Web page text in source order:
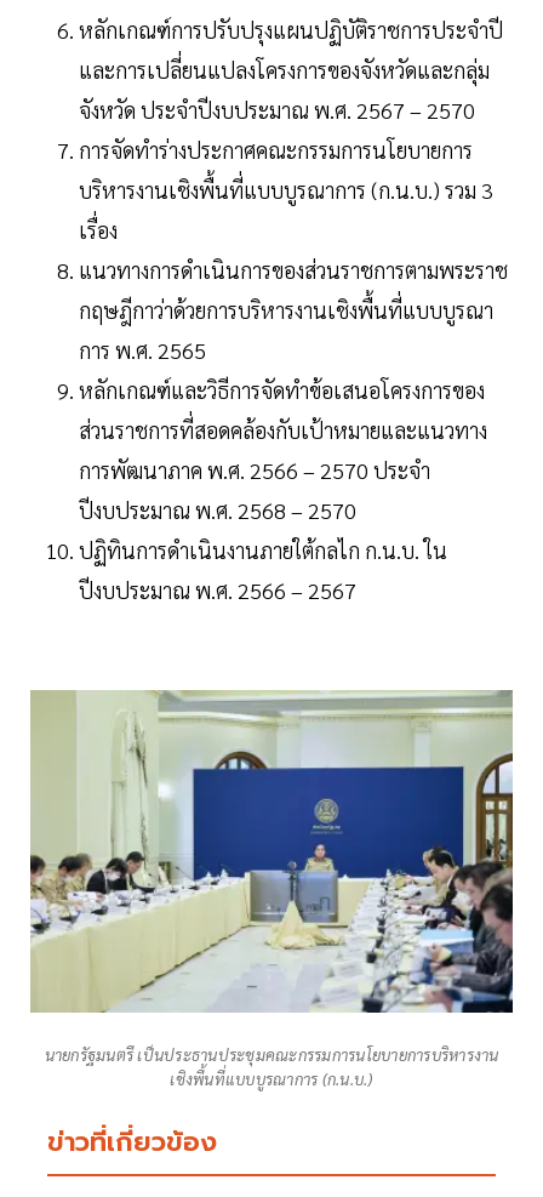
หลักเกณฑ์การปรับปรุงแผนปฏิบัติราชการประจำปี
และการเปลี่ยนแปลงโครงการของจังหวัดและกลุ่ม
จังหวัด ประจำปีงบประมาณ พ.ศ. 2567 – 2570
การจัดทำร่างประกาศคณะกรรมการนโยบายการ
บริหารงานเชิงพื้นที่แบบบูรณาการ (ก.น.บ.) รวม 3
เรื่อง
แนวทางการดำเนินการของส่วนราชการตามพระราช
กฤษฎีกาว่าด้วยการบริหารงานเชิงพื้นที่แบบบูรณา
การ พ.ศ. 2565
หลักเกณฑ์และวิธีการจัดทำข้อเสนอโครงการของ
ส่วนราชการที่สอดคล้องกับเป้าหมายและแนวทาง
การพัฒนาภาค พ.ศ. 2566 – 2570 ประจำ
ปีงบประมาณ พ.ศ. 2568 – 2570
ปฏิทินการดำเนินงานภายใต้กลไก ก.น.บ. ใน
ปีงบประมาณ พ.ศ. 2566 – 2567
นายกรัฐมนตรี เป็นประธานประชุมคณะกรรมการนโยบายการบริหารงาน
เชิงพื้นที่แบบบูรณาการ (ก.น.บ.)
ข่าวที่เกี่ยวข้อง